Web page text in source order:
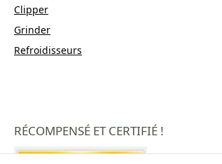
Clipper
Grinder
Refroidisseurs
RÉCOMPENSÉ ET CERTIFIÉ !